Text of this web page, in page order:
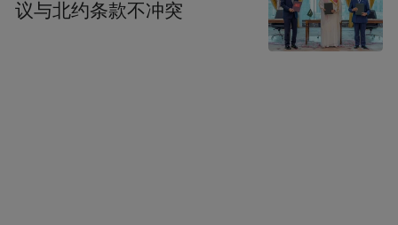
议与北约条款不冲突